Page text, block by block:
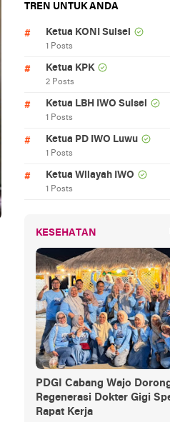
TREN UNTUK ANDA
Ketua KONI Sulsel
1 Posts
Ketua KPK
2 Posts
Ketua LBH IWO Sulsel
1 Posts
Ketua PD IWO Luwu
1 Posts
Ketua Wilayah IWO
1 Posts
KESEHATAN
PDGI Cabang Wajo
Regenerasi Dokter Gigi
Rapat Kerja